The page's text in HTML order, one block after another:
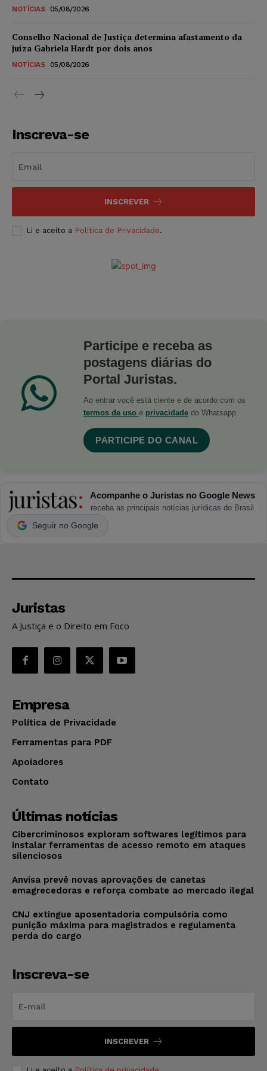
NOTÍCIAS 05/08/2026
Conselho Nacional de Justiça determina afastamento da
juíza Gabriela Hardt por dois anos
NOTÍCIAS 05/08/2026
Inscreva-se
INSCREVER
Li e aceito a Política de Privacidade.
Participe e receba as
postagens diárias do
Portal Juristas.
Ao entrar você está ciente e de acordo com os
termos de uso e privacidade do Whatsapp.
PARTICIPE DO CANAL
Acompanhe o Juristas no Google News
receba as principais notícias jurídicas do Brasil
Seguir no Google
Juristas
A Justiça e o Direito em Foco
Empresa
Política de Privacidade
Ferramentas para PDF
Apoiadores
Contato
Últimas notícias
Cibercriminosos exploram softwares legítimos para
instalar ferramentas de acesso remoto em ataques
silenciosos
Anvisa prevê novas aprovações de canetas
emagrecedoras e reforça combate ao mercado ilegal
CNJ extingue aposentadoria compulsória como
punição máxima para magistrados e regulamenta
perda do cargo
Inscreva-se
INSCREVER